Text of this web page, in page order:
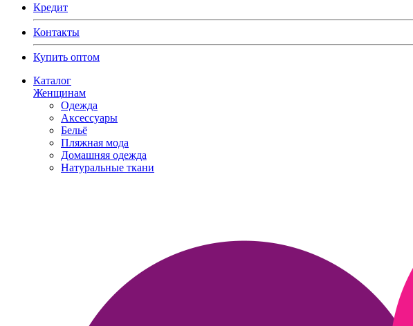
Кредит
Контакты
Купить оптом
Каталог
Женщинам
Одежда
Аксессуары
Бельё
Пляжная мода
Домашняя одежда
Натуральные ткани